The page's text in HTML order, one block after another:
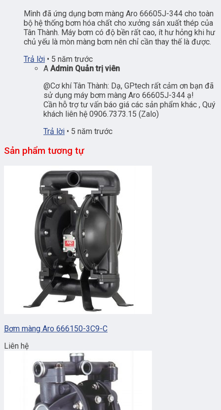
Mình đã ứng dụng bơm màng Aro 66605J-344 cho toàn
bộ hệ thống bơm hóa chất cho xưởng sản xuất thép của
Tân Thành. Máy bơm có độ bền rất cao, ít hư hỏng khi hư
chủ yếu là mòn màng bơm nên chỉ cần thay thế là được.
Trả lời • 5 năm trước
A Admin Quản trị viên
@Cơ khí Tân Thành: Dạ, GPtech rất cảm ơn bạn đã
sử dụng máy bơm màng Aro 66605J-344 ạ!
Cần hỗ trợ tư vấn báo giá các sản phẩm khác , Quý
khách liên hệ 0906.7373.15 (Zalo)
Trả lời • 5 năm trước
Sản phẩm tương tự
Bơm màng Aro 666150-3C9-C
Liên hệ